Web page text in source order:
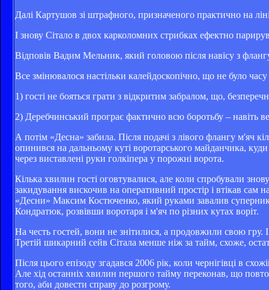
Далі Картушов зі штрафного, призначеного практично на
І знову Сітало в двох карколомних стрибках ефектно
Відповів Вадим Мельник, який головою після навісу з
Все змінювалося настільки калейдоскопічно, що не було часу
1) гості не бояться грати з відкритим забралом, що,
2) Деребчинський програє фактично всю боротьбу – навіть
А потім «Десна» забила. Після подачі з лівого флангу м'яч
опинився на дальньому куті воротарського майданчика,
через виставлені руки голкіпера у порожні ворота.
Кілька хвилин гості оговтувалися, але коли спробували
закидування вискочив на оперативний простір і втікав сам
«Десни» Максим Костюченко, який руками завалив
Кондратюк, розвівши воротаря і м'яч по різних кутах воріт.
На честь гостей, вони не знітилися, а продовжили свою
Третій шикарний сейв Сітала менше ніж за тайм, схоже,
Після цього епізоду згадався 2006 рік, коли чернігівці в
Але хід останніх хвилин першого тайму переконав, що
того, аби довести справу до розгрому.